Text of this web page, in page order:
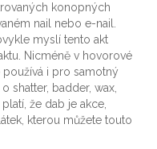
konopných
nail nebo e-nail.
myslí tento akt
Nicméně v hovorové
i pro samotný
shatter, badder, wax,
že dab je akce,
kterou můžete touto